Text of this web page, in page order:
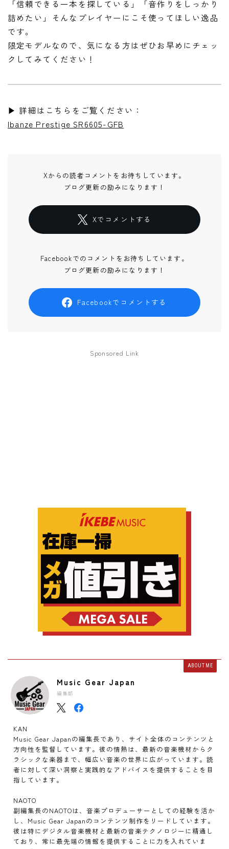
「信頼できる一本を探している」「音作りをしっかり
詰めたい」そんなプレイヤーにこそ使ってほしい逸品
です。
限定モデルなので、気になる方はぜひお早めにチェッ
クしてみてください！
▶ 詳細はこちらをご覧ください：
Ibanze Prestige SR6605-GFB
Xからの読者コメントをお待ちしています。
ブログ更新の励みになります！
Xでコメントする
Facebookでのコメントをお待ちしています。
ブログ更新の励みになります！
Facebookでコメントする
Sponsored Link
ABOUT ME
Music Gear Japan
編集部
KAN
Music Gear Japanの編集長であり、サイト全体のコンテンツと
方向性を監督しています。彼の情熱は、最新の音楽機材からク
ラシックな楽器まで、幅広い音楽の世界に広がっています。読
者に対して深い洞察と実践的なアドバイスを提供することを目
指しています。
NAOTO
副編集長のNAOTOは、音楽プロデューサーとしての経験を活か
し、Music Gear Japanのコンテンツ制作をリードしています。
彼は特にデジタル音楽機材と最新の音楽テクノロジーに精通し
ており、常に最先端の情報を提供することに力を入れていま